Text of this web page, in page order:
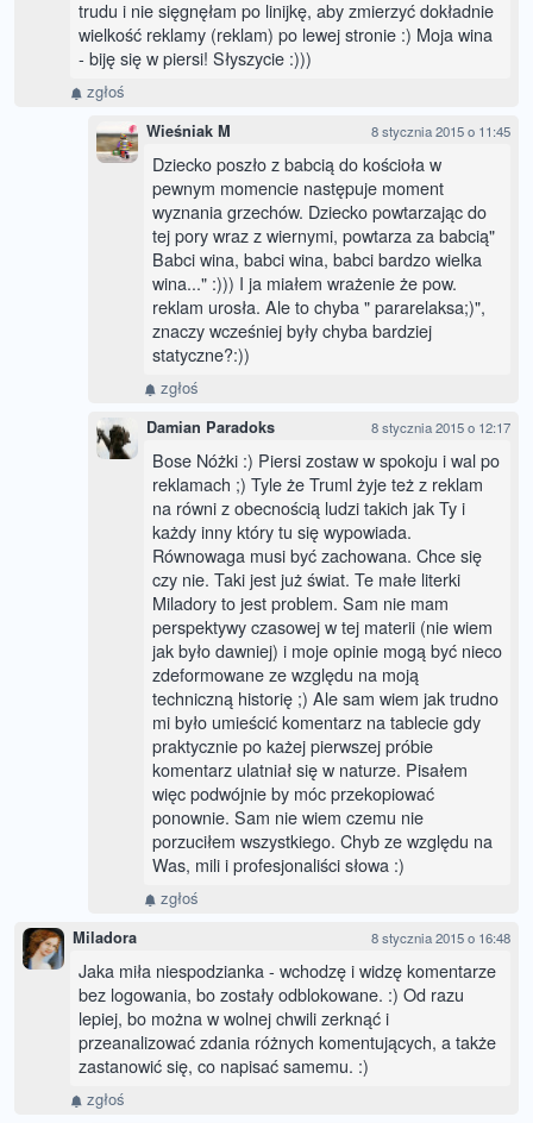
trudu i nie sięgnęłam po linijkę, aby zmierzyć dokładnie
wielkość reklamy (reklam) po lewej stronie :) Moja wina
- biję się w piersi! Słyszycie :)))
zgłoś
Wieśniak M 8 stycznia 2015 o 11:45
Dziecko poszło z babcią do kościoła w
pewnym momencie następuje moment
wyznania grzechów. Dziecko powtarzając do
tej pory wraz z wiernymi, powtarza za babcią"
Babci wina, babci wina, babci bardzo wielka
wina..." :))) I ja miałem wrażenie że pow.
reklam urosła. Ale to chyba " pararelaksa;)",
znaczy wcześniej były chyba bardziej
statyczne?:))
zgłoś
Damian Paradoks 8 stycznia 2015 o 12:17
Bose Nóżki :) Piersi zostaw w spokoju i wal po
reklamach ;) Tyle że Truml żyje też z reklam
na równi z obecnością ludzi takich jak Ty i
każdy inny który tu się wypowiada.
Równowaga musi być zachowana. Chce się
czy nie. Taki jest już świat. Te małe literki
Miladory to jest problem. Sam nie mam
perspektywy czasowej w tej materii (nie wiem
jak było dawniej) i moje opinie mogą być nieco
zdeformowane ze względu na moją
techniczną historię ;) Ale sam wiem jak trudno
mi było umieścić komentarz na tablecie gdy
praktycznie po każej pierwszej próbie
komentarz ulatniał się w naturze. Pisałem
więc podwójnie by móc przekopiować
ponownie. Sam nie wiem czemu nie
porzuciłem wszystkiego. Chyb ze względu na
Was, mili i profesjonaliści słowa :)
zgłoś
Miladora 8 stycznia 2015 o 16:48
Jaka miła niespodzianka - wchodzę i widzę komentarze
bez logowania, bo zostały odblokowane. :) Od razu
lepiej, bo można w wolnej chwili zerknąć i
przeanalizować zdania różnych komentujących, a także
zastanowić się, co napisać samemu. :)
zgłoś